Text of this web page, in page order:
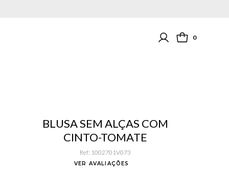
0
BLUSA SEM ALÇAS COM
CINTO-TOMATE
Ref: 1002701V073
VER AVALIAÇÕES